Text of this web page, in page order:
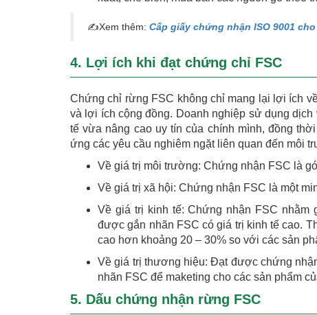
✍Xem thêm: Cấp giấy chứng nhận ISO 9001
4. Lợi ích khi đạt chứng chỉ FSC
Chứng chỉ rừng FSC không chỉ mang lại lợi ích
và lợi ích cộng đồng. Doanh nghiệp sử dụng
tế vừa nâng cao uy tín của chính mình, đồng
ứng các yêu cầu nghiêm ngặt liên quan đến môi
Về giá trị môi trường: Chứng nhận FSC là
Về giá trị xã hội: Chứng nhận FSC là một
Về giá trị kinh tế: Chứng nhận FSC nhằm
được gắn nhãn FSC có giá trị kinh tế cao.
cao hơn khoảng 20 – 30% so với các sản
Về giá trị thương hiệu: Đạt được chứng
nhãn FSC để maketing cho các sản phẩm
5. Dấu chứng nhận rừng FSC